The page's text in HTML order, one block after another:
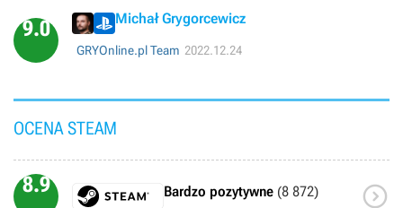
9.0 Michał Grygorcewicz
GRYOnline.pl Team 2022.12.24
OCENA STEAM
8.9 Bardzo pozytywne (8 872) 